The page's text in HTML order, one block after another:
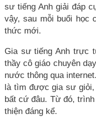
sư tiếng Anh giải đáp
vậy, sau mỗi buổi học
thức mới.
Gia sư tiếng Anh trực
thầy cô giáo chuyên
nước thông qua
là tìm được gia sư
bất cứ đâu. Từ đó,
thiện đáng kể.